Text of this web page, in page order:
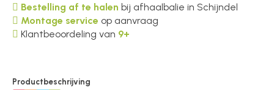
Bestelling af te halen bij afhaalbalie in Schijndel
Montage service op aanvraag
Klantbeoordeling van 9+
Productbeschrijving